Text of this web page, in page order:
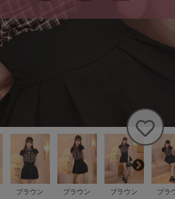
ブラウン ブラウン ブラウン ブラ